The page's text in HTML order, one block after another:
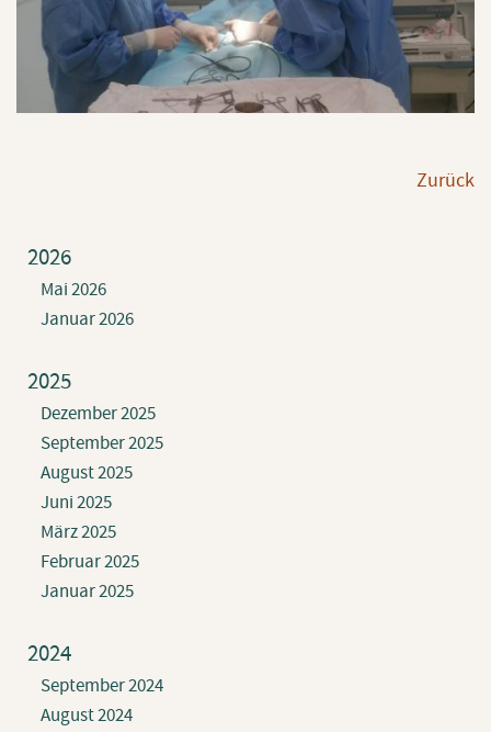
Zu­rück
2026
Mai 2026
Januar 2026
2025
Dezember 2025
September 2025
August 2025
Juni 2025
März 2025
Februar 2025
Januar 2025
2024
September 2024
August 2024